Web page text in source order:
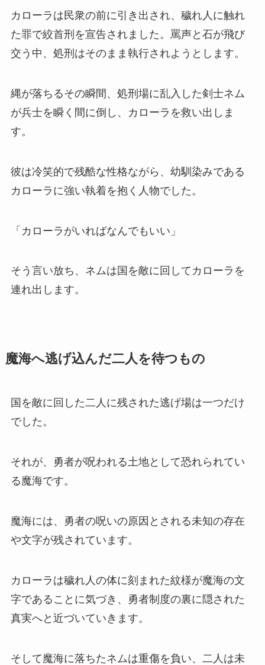
カローラは民衆の前に引き出され、穢れ人に触れ
た罪で絞首刑を宣告されました。罵声と石が飛び
交う中、処刑はそのまま執行されようとします。
縄が落ちるその瞬間、処刑場に乱入した剣士ネム
が兵士を瞬く間に倒し、カローラを救い出しま
す。
彼は冷笑的で残酷な性格ながら、幼馴染みである
カローラに強い執着を抱く人物でした。
「カローラがいればなんでもいい」
そう言い放ち、ネムは国を敵に回してカローラを
連れ出します。
魔海へ逃げ込んだ二人を待つもの
国を敵に回した二人に残された逃げ場は一つだけ
でした。
それが、勇者が呪われる土地として恐れられてい
る魔海です。
魔海には、勇者の呪いの原因とされる未知の存在
や文字が残されています。
カローラは穢れ人の体に刻まれた紋様が魔海の文
字であることに気づき、勇者制度の裏に隠された
真実へと近づいていきます。
そして魔海に落ちたネムは重傷を負い、二人は未